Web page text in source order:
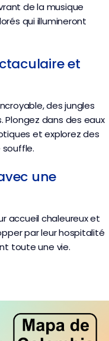
de la musique
qui illumineront
et
des jungles
Plongez dans des eaux
et explorez des
une
accueil chaleureux et
par leur hospitalité
toute une vie.